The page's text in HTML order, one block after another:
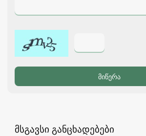
მსგავსი განცხადებები